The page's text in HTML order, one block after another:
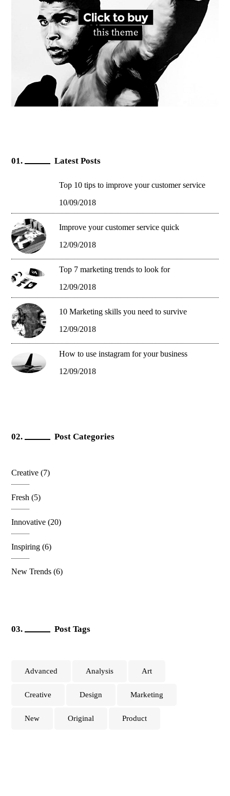
Latest Posts
Top 10 tips to improve your customer service
10/09/2018
Improve your customer service quick
12/09/2018
Top 7 marketing trends to look for
12/09/2018
10 Marketing skills you need to survive
12/09/2018
How to use instagram for your business
12/09/2018
Post Categories
Creative (7)
Fresh (5)
Innovative (20)
Inspiring (6)
New Trends (6)
Post Tags
Advanced Analysis Art
Creative Design Marketing
New Original Product